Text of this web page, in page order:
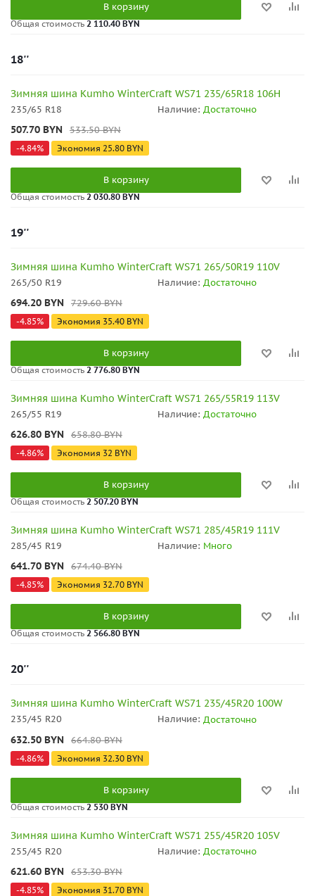
В корзину
Общая стоимость 2 110.40 BYN
18''
Зимняя шина Kumho WinterCraft WS71 235/65R18 106H
235/65 R18 Наличие: Достаточно
507.70 BYN 533.50BYN
-4.84% Экономия 25.80 BYN
В корзину
Общая стоимость 2 030.80 BYN
19''
Зимняя шина Kumho WinterCraft WS71 265/50R19 110V
265/50 R19 Наличие: Достаточно
694.20 BYN 729.60BYN
-4.85% Экономия 35.40 BYN
В корзину
Общая стоимость 2 776.80 BYN
Зимняя шина Kumho WinterCraft WS71 265/55R19 113V
265/55 R19 Наличие: Достаточно
626.80 BYN 658.80BYN
-4.86% Экономия 32 BYN
В корзину
Общая стоимость 2 507.20 BYN
Зимняя шина Kumho WinterCraft WS71 285/45R19 111V
285/45 R19 Наличие: Много
641.70 BYN 674.40BYN
-4.85% Экономия 32.70 BYN
В корзину
Общая стоимость 2 566.80 BYN
20''
Зимняя шина Kumho WinterCraft WS71 235/45R20 100W
235/45 R20 Наличие: Достаточно
632.50 BYN 664.80BYN
-4.86% Экономия 32.30 BYN
В корзину
Общая стоимость2 530 BYN
Зимняя шина Kumho WinterCraft WS71 255/45R20 105V
255/45 R20 Наличие: Достаточно
621.60 BYN 653.30BYN
-4.85% Экономия 31.70 BYN